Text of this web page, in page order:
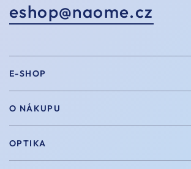
eshop@naome.cz
E-SHOP
Sluneční brýle
Sportovní brýle
O NÁKUPU
Velikosti
OPTIKA